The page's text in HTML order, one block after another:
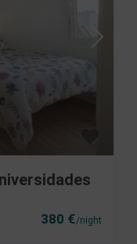
380 €/night